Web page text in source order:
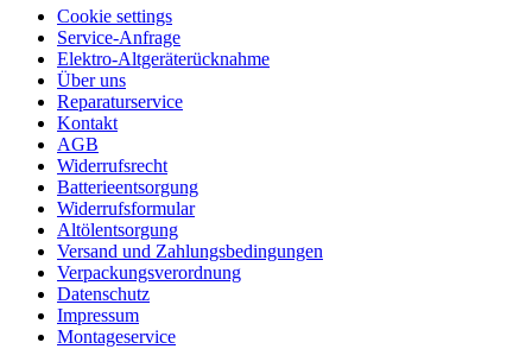
Cookie settings
Service-Anfrage
Elektro-Altgeräterücknahme
Über uns
Reparaturservice
Kontakt
AGB
Widerrufsrecht
Batterieentsorgung
Widerrufsformular
Altölentsorgung
Versand und Zahlungsbedingungen
Verpackungsverordnung
Datenschutz
Impressum
Montageservice